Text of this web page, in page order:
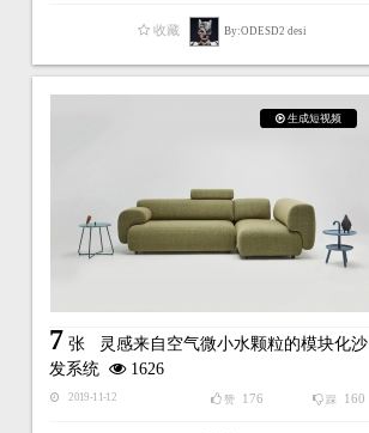
收藏 By:ODESD2 desi
生成短视频
7 张
灵感来自空气微小水颗粒的模块化沙
发系统
1626
2019-11-12 踩 160
赞 176